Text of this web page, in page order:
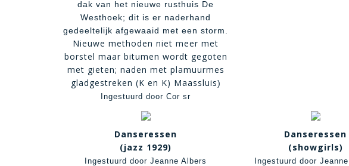
dak van het nieuwe rusthuis De
Westhoek; dit is er naderhand
gedeeltelijk afgewaaid met een storm.
Nieuwe methoden niet meer met
borstel maar bitumen wordt gegoten
met gieten; naden met plamuurmes
gladgestreken (K en K) Maassluis)
Ingestuurd door Cor sr
Danseressen
(jazz 1929)
Ingestuurd door Jeanne Albers
Danseressen
(showgirls)
Ingestuurd door